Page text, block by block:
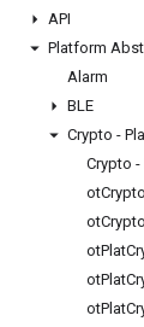
API
Platform
Alarm
BLE
Crypto -
Crypto
otCrypto
otCrypto
otPlat
otPlat
otPlat